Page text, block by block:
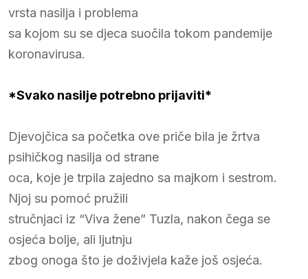
vrsta nasilja i problema
sa kojom su se djeca suočila tokom pandemije
koronavirusa.
*Svako nasilje potrebno prijaviti*
Djevojčica sa početka ove priče bila je žrtva
psihičkog nasilja od strane
oca, koje je trpila zajedno sa majkom i sestrom.
Njoj su pomoć pružili
stručnjaci iz “Viva žene” Tuzla, nakon čega se
osjeća bolje, ali ljutnju
zbog onoga što je doživjela kaže još osjeća.